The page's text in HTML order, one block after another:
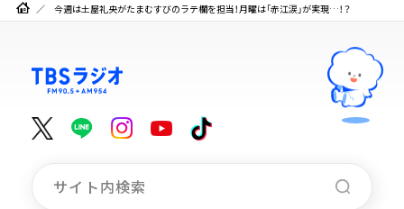
今週は土屋礼央がたまむすびのラテ欄を担当！月曜は「赤江涙」が実現…！？